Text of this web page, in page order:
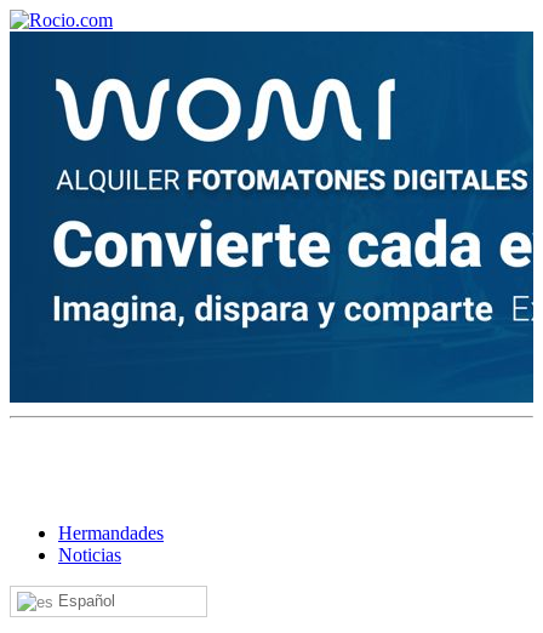
Hermandades
Noticias
Español
¡Bienvenido! Soy el asistente virtual de rocio.com.
¿En qué puedo ayudarte?
¿Cuándo se construyó la primera ermita?
El traslado cada siete años
¿Cuales son los actos principales que se celebran en el